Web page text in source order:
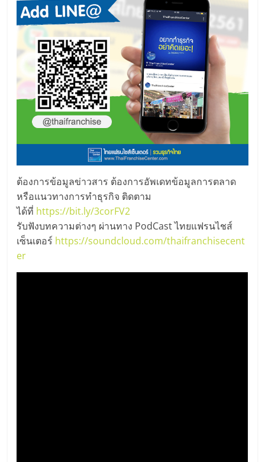
ลงทุน
น้อย
ทุน
สา
ขา
แฟ
รน
ไชส์,
ศูนย์
แฟ
ต้องการข้อมูลข่าวสาร ต้องการอัพเดทข้อมูลการตลาด
หรือแนวทางการทำธุรกิจ ติดตาม
ได้ที่ https://bit.ly/3corFV2
รับฟังบทความต่างๆ ผ่านทาง PodCast ไทยแฟรนไชส์
เซ็นเตอร์ https://soundcloud.com/thaifranchisecent
er